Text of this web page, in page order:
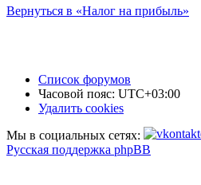
Вернуться в «Налог на прибыль»
Список форумов
Часовой пояс: UTC+03:00
Удалить cookies
Мы в социальных сетях:
Русская поддержка phpBB